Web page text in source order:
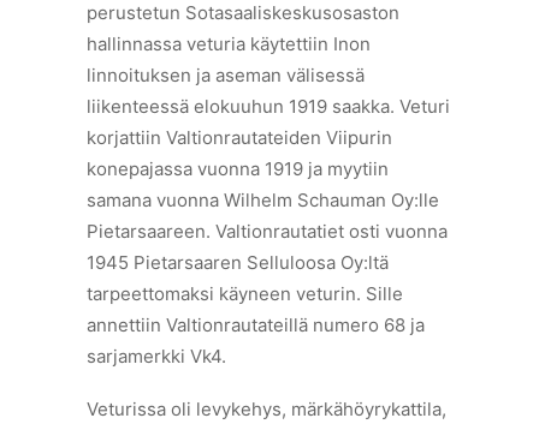
perustetun Sotasaaliskeskusosaston
hallinnassa veturia käytettiin Inon
linnoituksen ja aseman välisessä
liikenteessä elokuuhun 1919 saakka. Veturi
korjattiin Valtionrautateiden Viipurin
konepajassa vuonna 1919 ja myytiin
samana vuonna Wilhelm Schauman Oy:lle
Pietarsaareen. Valtionrautatiet osti vuonna
1945 Pietarsaaren Selluloosa Oy:ltä
tarpeettomaksi käyneen veturin. Sille
annettiin Valtionrautateillä numero 68 ja
sarjamerkki Vk4.
Veturissa oli levykehys, märkähöyrykattila,